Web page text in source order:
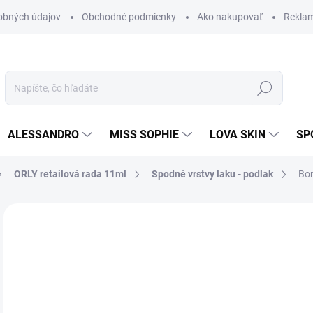
údajov Obchodné podmienky Ako nakupovať
Hľadať
ALESSANDRO MISS SOPHIE LOVA SKIN
ORLY retailová rada 11ml Spodné vrstvy laku - podlak